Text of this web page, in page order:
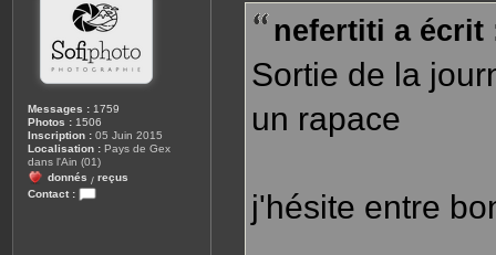
Messages : 1759
Photos : 1506
Inscription : 05 Juin 2015
Localisation : Pays de Gex
dans l'Ain (01)
donnés / reçus
Contact :
a
g
nefertiti a écrit
Sortie de la
un rapace
j'hésite entre